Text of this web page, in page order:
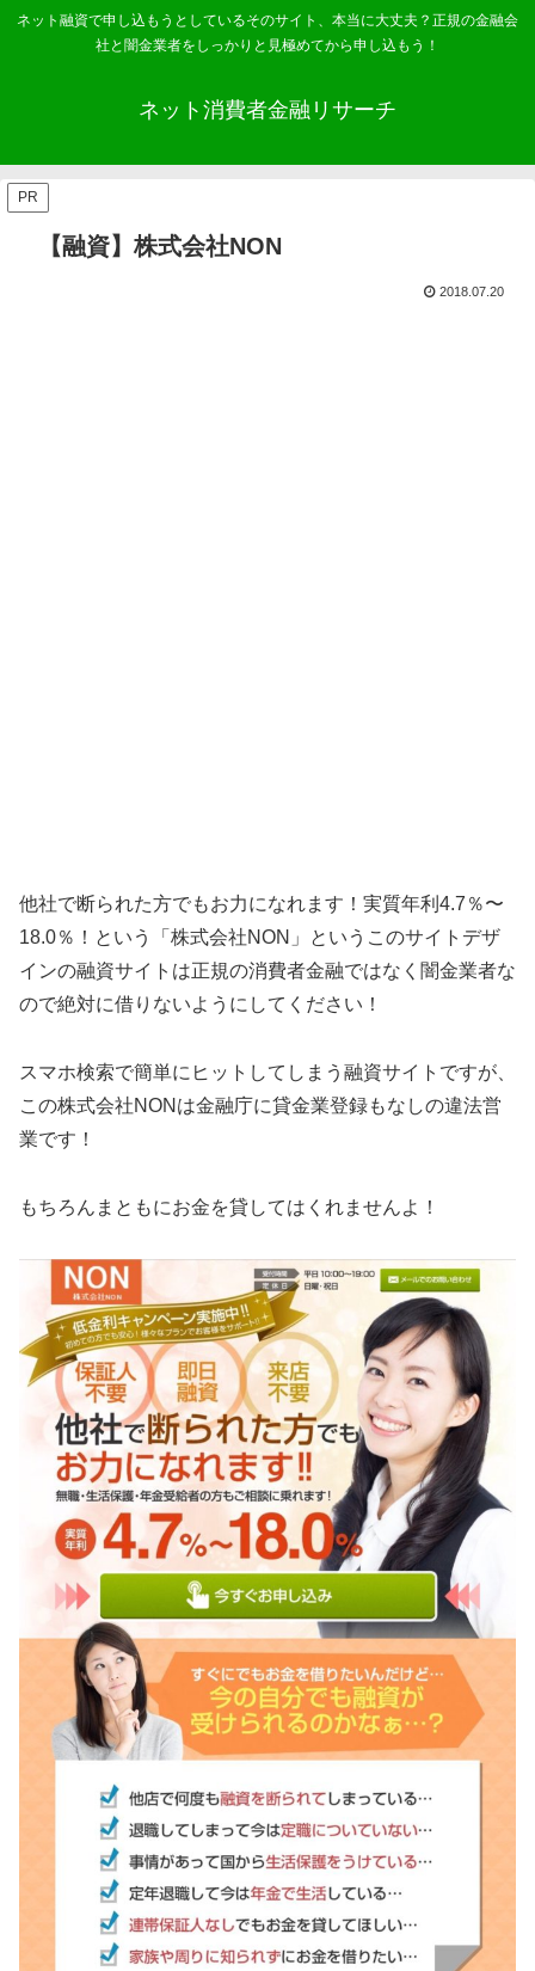
ネット融資で申し込もうとしているそのサイト、本当に大丈夫？正規の金融会
社と闇金業者をしっかりと見極めてから申し込もう！
ネット消費者金融リサーチ
PR
【融資】株式会社NON
2018.07.20
他社で断られた方でもお力になれます！実質年利4.7％〜
18.0％！ という「 株式会社NON 」というこのサイトデザ
インの融資サイトは正規の消費者金融ではなく闇金業者な
ので絶対に借りないようにしてください！
スマホ検索で簡単にヒットしてしまう融資サイトですが、
この株式会社NON は金融庁に貸金業登録もなしの違法営
業です！
もちろんまともにお金を貸してはくれませんよ！